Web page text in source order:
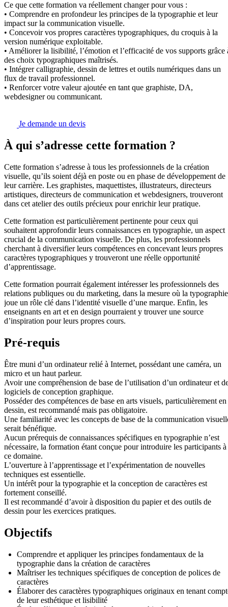
Ce que cette formation va réellement changer pour vous :
• Comprendre en profondeur les principes de la typographie et leur
impact sur la communication visuelle.
• Concevoir vos propres caractères typographiques, du croquis à la
version numérique exploitable.
• Améliorer la lisibilité, l’émotion et l’efficacité de vos supports grâce
des choix typographiques maîtrisés.
• Intégrer calligraphie, dessin de lettres et outils numériques dans un
flux de travail professionnel.
• Renforcer votre valeur ajoutée en tant que graphiste, DA,
webdesigner ou communicant.
Je demande un devis
À qui s’adresse cette formation ?
Cette formation s’adresse à tous les professionnels de la création
visuelle, qu’ils soient déjà en poste ou en phase de développement de
leur carrière. Les graphistes, maquettistes, illustrateurs, directeurs
artistiques, directeurs de communication et webdesigners, trouveront
dans cet atelier des outils précieux pour enrichir leur pratique.
Cette formation est particulièrement pertinente pour ceux qui
souhaitent approfondir leurs connaissances en typographie, un aspect
crucial de la communication visuelle. De plus, les professionnels
cherchant à diversifier leurs compétences en concevant leurs propres
caractères typographiques y trouveront une réelle opportunité
d’apprentissage.
Cette formation pourrait également intéresser les professionnels des
relations publiques ou du marketing, dans la mesure où la typographie
joue un rôle clé dans l’identité visuelle d’une marque. Enfin, les
enseignants en art et en design pourraient y trouver une source
d’inspiration pour leurs propres cours.
Pré-requis
Être muni d’un ordinateur relié à Internet, possédant une caméra, un
micro et un haut parleur.
Avoir une compréhension de base de l’utilisation d’un ordinateur et
logiciels de conception graphique.
Posséder des compétences de base en arts visuels, particulièrement en
dessin, est recommandé mais pas obligatoire.
Une familiarité avec les concepts de base de la communication
serait bénéfique.
Aucun prérequis de connaissances spécifiques en typographie n’est
nécessaire, la formation étant conçue pour introduire les participants à
ce domaine.
L’ouverture à l’apprentissage et l’expérimentation de nouvelles
techniques est essentielle.
Un intérêt pour la typographie et la conception de caractères est
fortement conseillé.
Il est recommandé d’avoir à disposition du papier et des outils de
dessin pour les exercices pratiques.
Objectifs
Comprendre et appliquer les principes fondamentaux de la
typographie dans la création de caractères
Maîtriser les techniques spécifiques de conception de polices de
caractères
Élaborer des caractères typographiques originaux en tenant
de leur esthétique et lisibilité